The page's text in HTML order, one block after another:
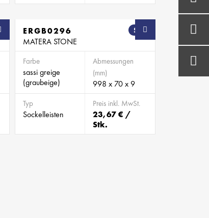
SB
ERGB0296
MATERA STONE
Farbe
sassi greige
(graubeige)
Abmessungen
(mm)
998 x 70 x 9
Typ
Sockelleisten
Preis inkl. MwSt.
23,67 € /
Stk.